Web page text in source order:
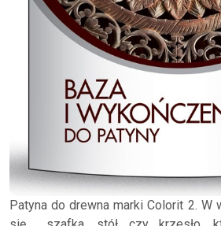
Patyna do drewna marki Colorit 2. W